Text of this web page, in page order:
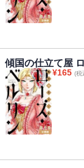
傾国の仕立て屋
¥165 (税